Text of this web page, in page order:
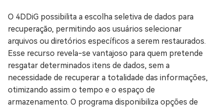
O 4DDiG possibilita a escolha seletiva de dados para
recuperação, permitindo aos usuários selecionar
arquivos ou diretórios específicos a serem restaurados.
Esse recurso revela-se vantajoso para quem pretende
resgatar determinados itens de dados, sem a
necessidade de recuperar a totalidade das informações,
otimizando assim o tempo e o espaço de
armazenamento. O programa disponibiliza opções de